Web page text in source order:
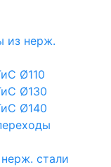
из нерж.
Ø110
Ø130
Ø140
стали